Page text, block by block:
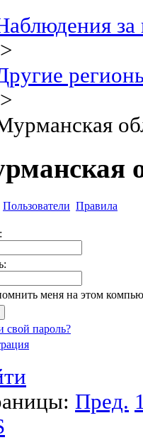
>
>
Пользователи Правила
меня на этом
свой пароль?
Пред.